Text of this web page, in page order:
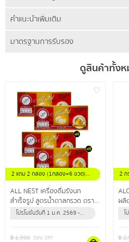
คำแนะนำเพิ่มเติม
มาตรฐานการรับรอง
ดูสินค้าทั้ง
2 แถม 2 กล่อง (1กล่อง=6 ขวด)
ขนาดขวดละ 42 มล.
ALL NEST เครื่องดื่มรังนก
สำเร็จรูป สูตรน้ำตาลกรวด ตรา
ออลล์เนสท์ คัดสรรรังนกแท้
โปรโมชั่นวันที่ 1 ม.ค. 2569 -
฿1,998 39% OFF
2 ก
ผลิ
ค่โ
฿